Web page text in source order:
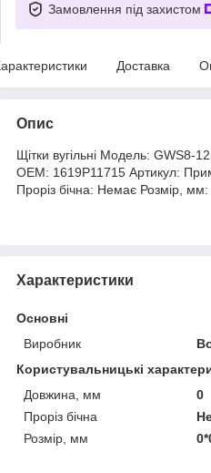
Замовлення під захистом
Доставка
Опис
Щітки вугільні Модель: GWS8-
OEM: 1619P11715 Артикул:
Проріз бічна: Немає Розмір,
Характеристики
Основні
Виробник
Користувальницькі
Довжина, мм
0
Проріз бічна
Розмір, мм